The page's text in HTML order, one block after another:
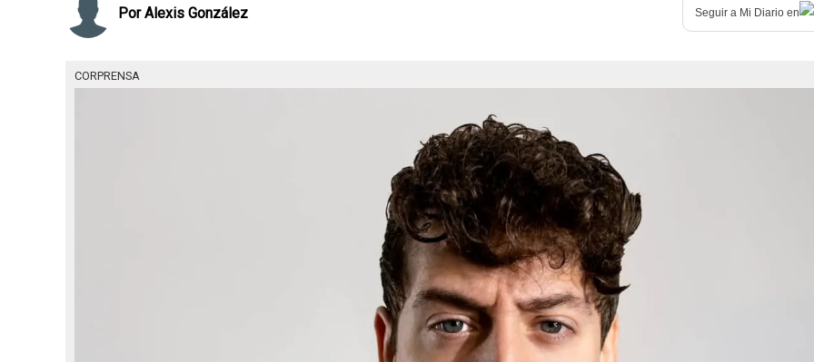
PorAlexis González Seguir a Mi Diario en
CORPRENSA